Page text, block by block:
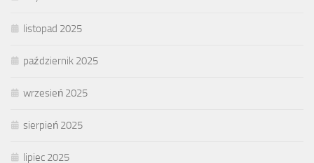
listopad 2025
październik 2025
wrzesień 2025
sierpień 2025
lipiec 2025